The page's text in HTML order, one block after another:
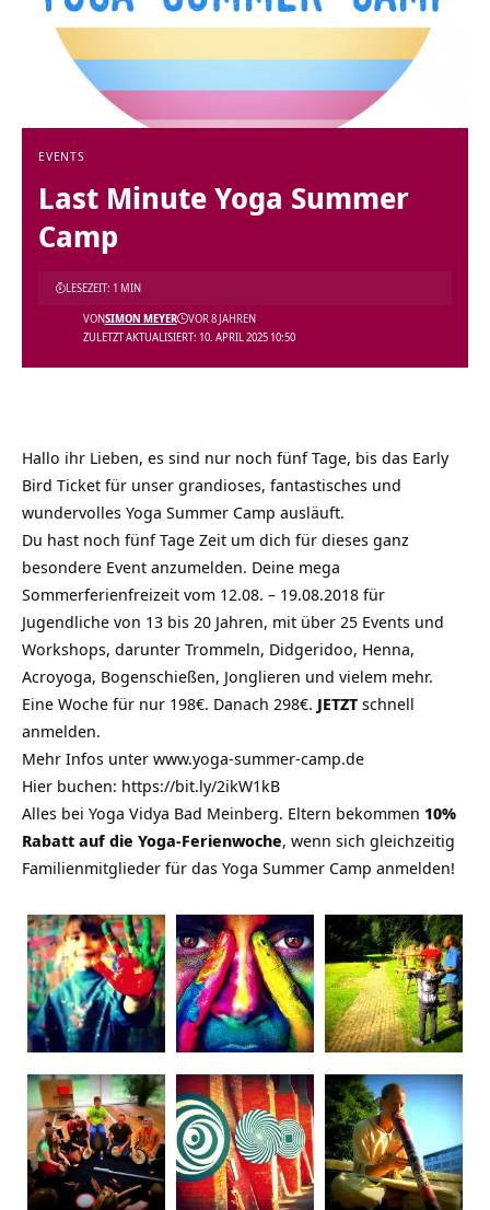
EVENTS
Last Minute Yoga Summer
Camp
ZULETZT AKTUALISIERT: 10. APRIL 2025 10:50
VONSIMON MEYER VOR 8 JAHREN
LESEZEIT: 1 MIN
Hallo ihr Lieben, es sind nur noch fünf Tage, bis das Early
Bird Ticket für unser grandioses, fantastisches und
wundervolles Yoga Summer Camp ausläuft.
Du hast noch fünf Tage Zeit um dich für dieses ganz
besondere Event anzumelden. Deine mega
Sommerferienfreizeit vom 12.08. – 19.08.2018 für
Jugendliche von 13 bis 20 Jahren, mit über 25 Events und
Workshops, darunter Trommeln, Didgeridoo, Henna,
Acroyoga, Bogenschießen, Jonglieren und vielem mehr.
Eine Woche für nur 198€. Danach 298€. JETZT schnell
anmelden.
Mehr Infos unter www.yoga-summer-camp.de
Hier buchen: https://bit.ly/2ikW1kB
Alles bei Yoga Vidya Bad Meinberg. Eltern bekommen 10%
Rabatt auf die Yoga-Ferienwoche, wenn sich gleichzeitig
Familienmitglieder für das Yoga Summer Camp anmelden!